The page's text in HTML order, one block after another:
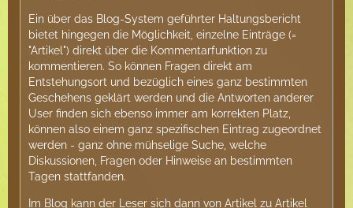
Ein über das Blog-System geführter Haltungsbericht
bietet hingegen die Möglichkeit, einzelne Einträge (=
"Artikel") direkt über die Kommentarfunktion zu
kommentieren. So können Fragen direkt am
Entstehungsort und bezüglich eines ganz bestimmten
Geschehens geklärt werden und die Antworten anderer
User finden sich ebenso immer am korrekten Platz,
können also einem ganz spezifischen Eintrag zugeordnet
werden - ganz ohne mühselige Suche, welche
Diskussionen, Fragen oder Hinweise an bestimmten
Tagen stattfanden.
Im Blog kann der Leser sich dann von Artikel zu Artikel